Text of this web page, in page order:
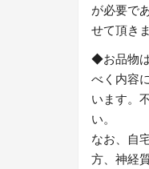
が必要で
せて頂き
◆お品物
べく内容
います。
い。
なお、自
方、神経